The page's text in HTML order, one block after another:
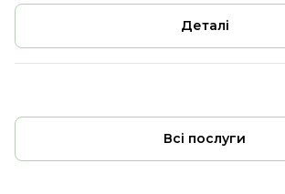
Деталі
Всі послуги